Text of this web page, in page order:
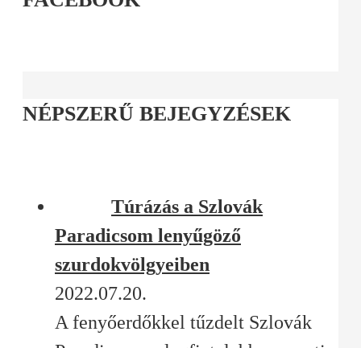
NÉPSZERŰ BEJEGYZÉSEK
Túrázás a Szlovák
Paradicsom lenyűgöző
szurdokvölgyeiben
2022.07.20.
A fenyőerdőkkel tűzdelt Szlovák